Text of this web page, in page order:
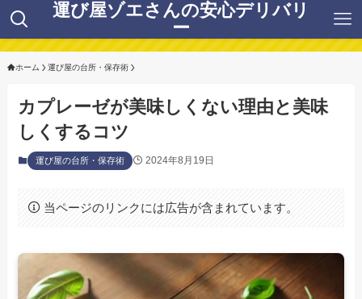
運び屋ゾエさんの安心デリバリ
ー
ホーム 運び屋の台所・保存術
カプレーゼが美味しくない理由と美味
しくするコツ
運び屋の台所・保存術 2024年8月19日
当ページのリンクには広告が含まれています。